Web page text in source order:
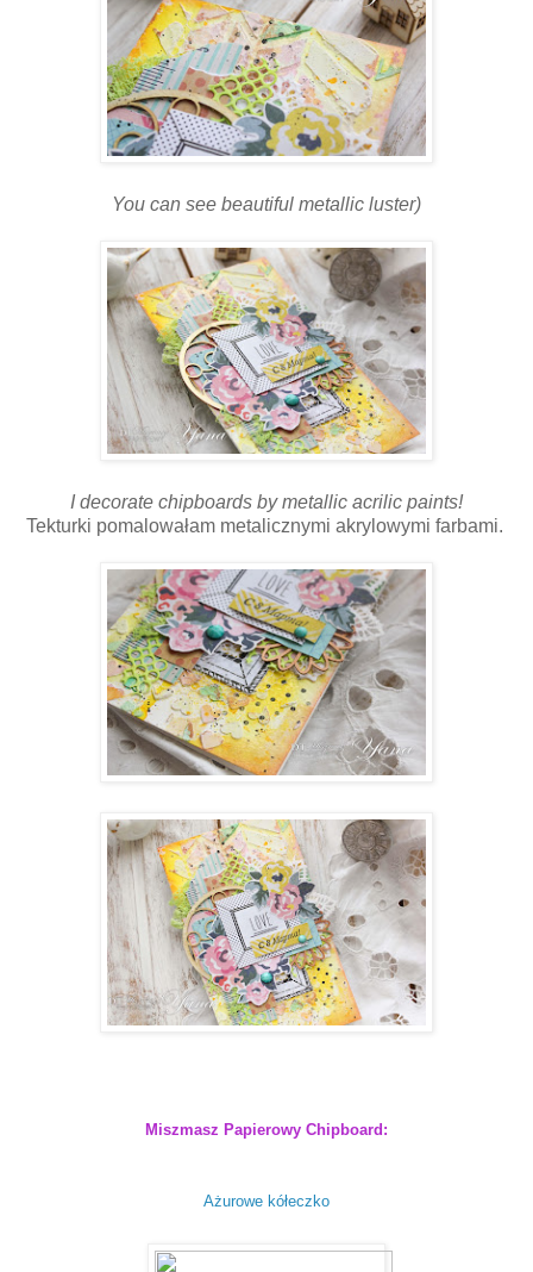
You can see beautiful metallic luster)
I decorate chipboards by metallic acrilic paints!
Tekturki pomalowałam metalicznymi akrylowymi farbami.
Miszmasz Papierowy Chipboard:
Ażurowe kółeczko